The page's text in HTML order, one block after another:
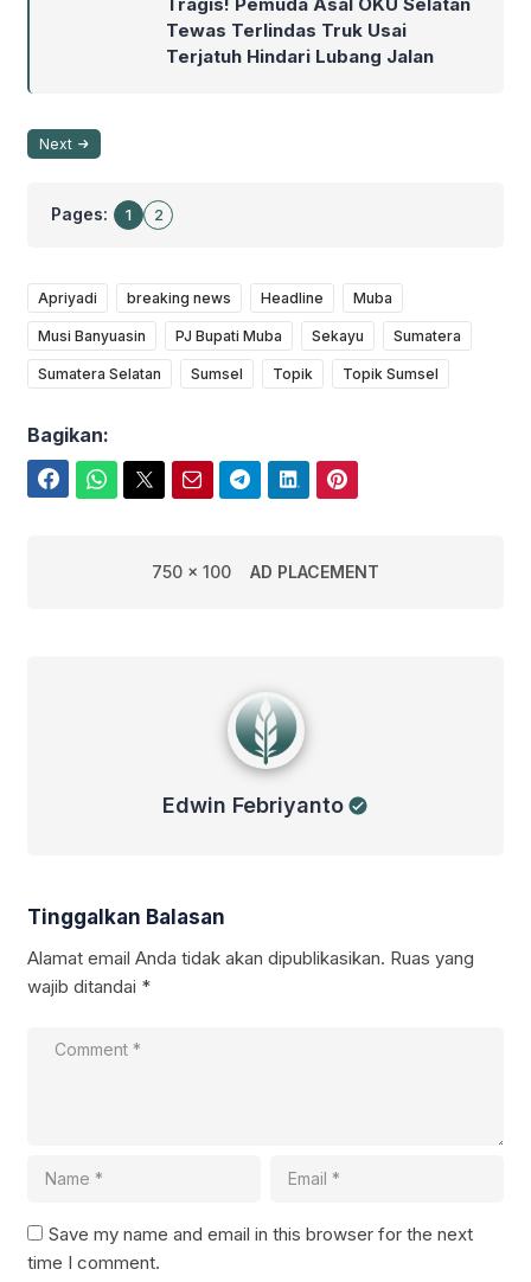
Tewas Terlindas Truk Usai
Terjatuh Hindari Lubang Jalan
Next
Pages: 1 2
Apriyadi breaking news Headline Muba
Musi Banyuasin PJ Bupati Muba Sekayu Sumatera
Sumatera Selatan Sumsel Topik Topik Sumsel
Bagikan:
750 x 100 AD PLACEMENT
Edwin Febriyanto
Tinggalkan Balasan
Alamat email Anda tidak akan dipublikasikan. Ruas yang
wajib ditandai *
Save my name and email in this browser for the next
time I comment.